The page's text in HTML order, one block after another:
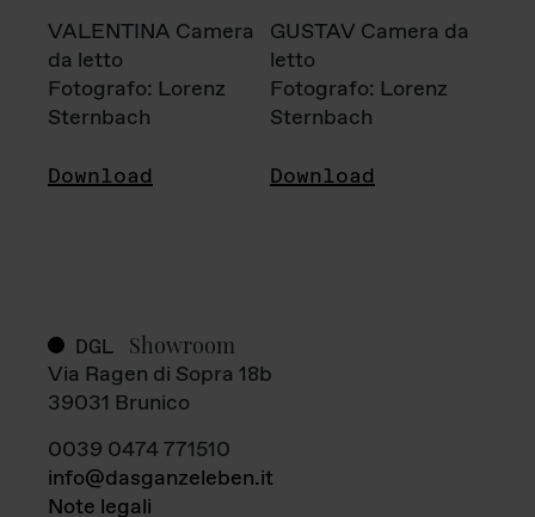
VALENTINA Camera
da letto
Fotografo: Lorenz
Sternbach
Download
GUSTAV Camera da
letto
Fotografo: Lorenz
Sternbach
Download
DGL Showroom
Via Ragen di Sopra 18b
39031 Brunico
0039 0474 771510
info@dasganzeleben.it
Note legali